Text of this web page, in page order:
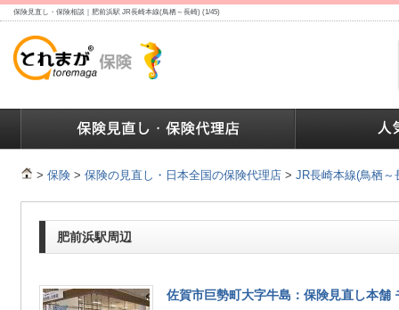
保険見直し・保険相談｜肥前浜駅 JR長崎本線(鳥栖～長崎) (1/45)
> 保険 > 保険の見直し・日本全国の保険代理店 > JR長崎本線(鳥栖～
肥前浜駅周辺
佐賀市巨勢町大字牛島：保険見直し本舗